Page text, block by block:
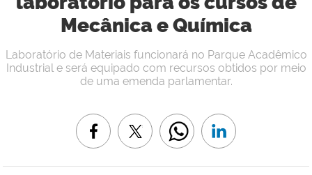
Mecânica e Química
Laboratório de Materiais funcionará no Parque Acadêmico
Industrial e será equipado com recursos obtidos por meio
de uma emenda parlamentar.